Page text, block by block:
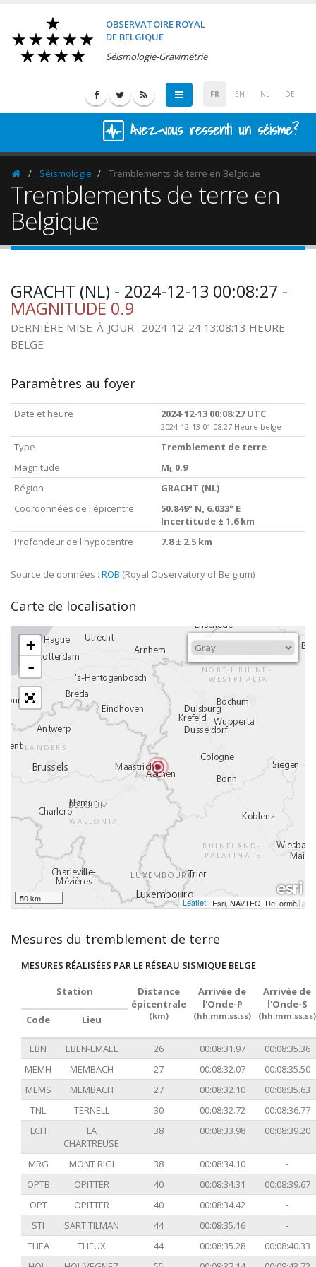
OBSERVATOIRE ROYAL
DE BELGIQUE
Séismologie-Gravimétrie
FR EN NL DE
Avez-vous ressenti un séisme?
HomepageSéismologie Tremblements de terre en Belgique
Tremblements de terre en
Belgique
GRACHT (NL) - 2024-12-13 00:08:27 -
MAGNITUDE 0.9
DERNIÈRE MISE-À-JOUR : 2024-12-24 13:08:13 HEURE
BELGE
Paramètres au foyer
Date et heure 2024-12-13 00:08:27 UTC
2024-12-13 01:08:27 Heure belge
Type
Tremblement de terre
Magnitude
M L 0.9
Région
GRACHT (NL)
Coordonnées de l'épicentre
50.849° N, 6.033° E
Incertitude ± 1.6 km
Profondeur de l'hypocentre
7.8 ± 2.5 km
Source de données : ROB (Royal Observatory of Belgium)
Carte de localisation
+
-
50 km Leaflet | Esri, NAVTEQ, DeLorme,
Mesures du tremblement de terre
MESURES RÉALISÉES PAR LE RÉSEAU SISMIQUE BELGE
Station
Distance
épicentrale
(km)
Arrivée de
l'Onde-P
(hh:mm:ss.ss)
Arrivée de
l'Onde-S
(hh:mm:ss.ss)
Code Lieu
EBN EBEN-EMAEL 26 00:08:31.97
00:08:35.36
MEMH
MEMBACH 27 00:08:32.07
00:08:35.50
MEMS
MEMBACH 27 00:08:32.10
00:08:35.63
TNL
TERNELL 30 00:08:32.72
00:08:36.77
LCH
LA
CHARTREUSE
38 00:08:33.98 00:08:39.20
MRG MONT RIGI 38 00:08:34.10
-
OPTB
OPITTER 40 00:08:34.31
00:08:39.67
OPT
OPITTER 40 00:08:34.42
-
STI
SART TILMAN 44 00:08:35.16
-
THEA
THEUX 44 00:08:35.28
00:08:40.33